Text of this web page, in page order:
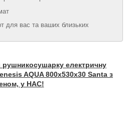
для вас та ваших близьких
електричну
AQUA 800х530х30 Santa з
у НАС!